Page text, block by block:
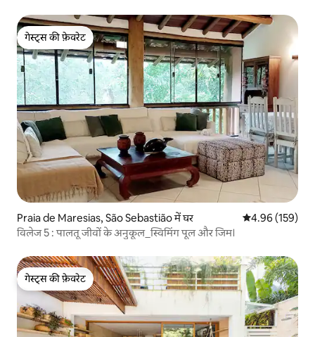
गेस्ट्स की फ़ेवरेट
गेस्ट्स की फ़ेवरेट
Praia de Maresias, São Sebastião में घर औसत रेटिंग 5 में से
4.96 (159)
विलेज 5 : पालतू जीवों के अनुकूल_स्विमिंग पूल और जिम।
गेस्ट्स की फ़ेवरेट
गेस्ट्स की फ़ेवरेट